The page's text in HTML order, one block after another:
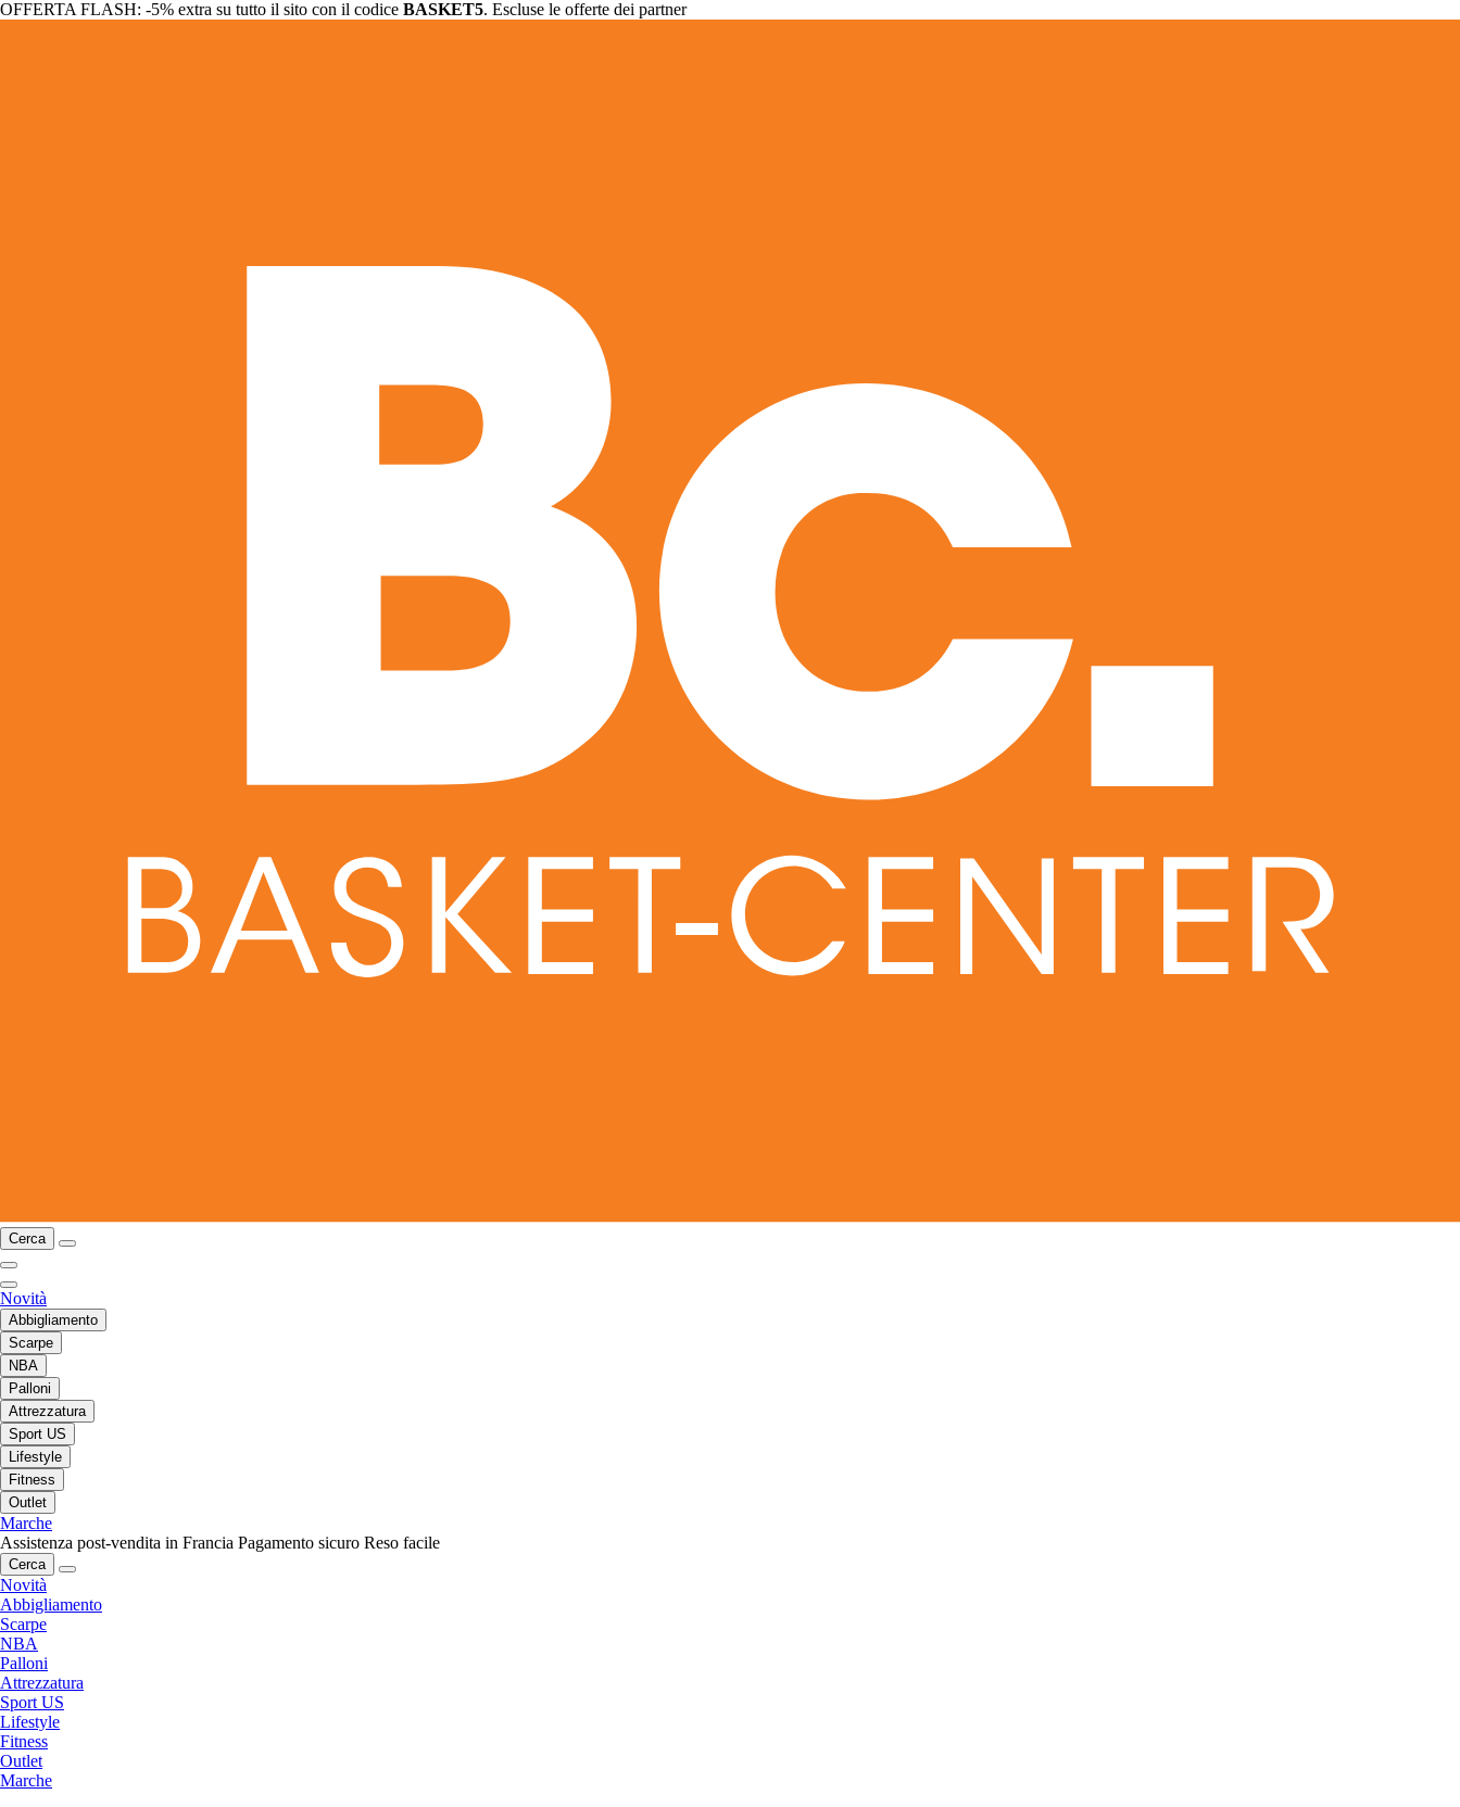
OFFERTA FLASH: -5% extra su tutto il sito con il codice BASKET5. Escluse le offerte dei partner
Cerca
Novità
Abbigliamento
Scarpe
NBA
Palloni
Attrezzatura
Sport US
Lifestyle
Fitness
Outlet
Marche
Assistenza post-vendita in Francia Pagamento sicuro Reso facile
Cerca
Novità
Abbigliamento
Scarpe
NBA
Palloni
Attrezzatura
Sport US
Lifestyle
Fitness
Outlet
Marche